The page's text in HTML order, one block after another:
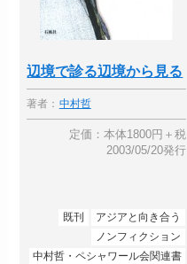
辺境で診る辺境から見る
著者： 中村哲
定価：本体1800円＋税
2003/05/20発行
既刊
アジアと向き合う
ノンフィクション
中村哲・ペシャワール会関連書